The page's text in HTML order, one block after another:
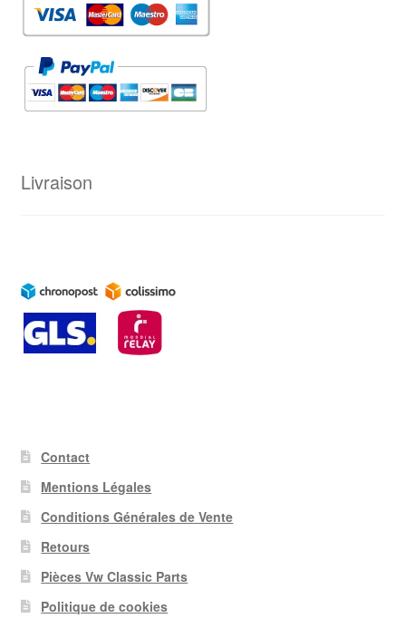
Livraison
Contact
Mentions Légales
Conditions Générales de Vente
Retours
Pièces Vw Classic Parts
Politique de cookies